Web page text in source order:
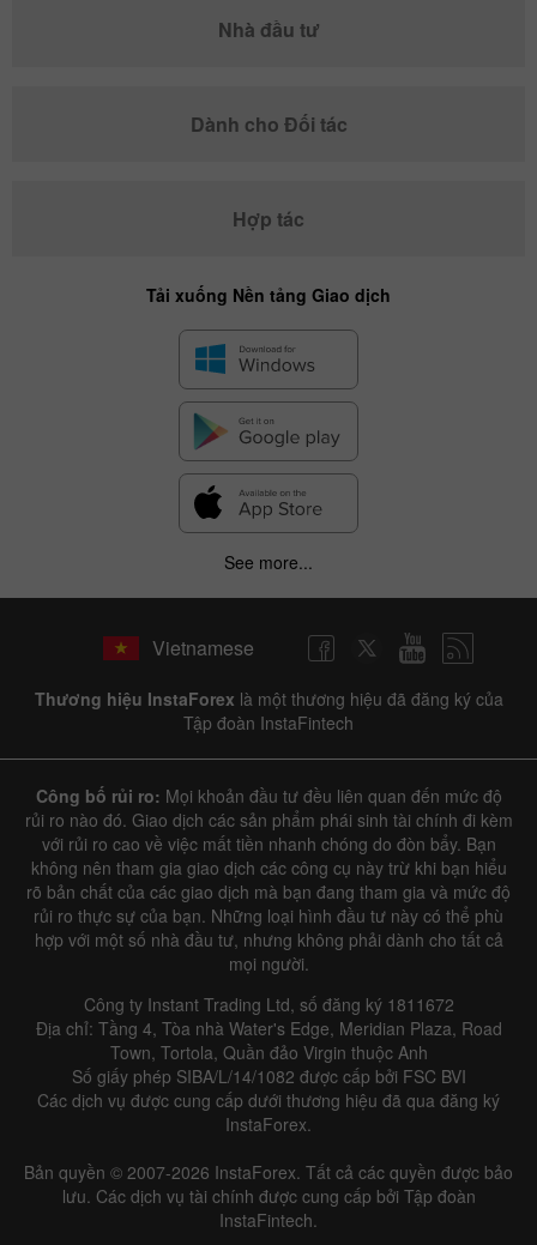
Nhà đầu tư
Dành cho Đối tác
Hợp tác
Tải xuống Nền tảng Giao dịch
See more...
Vietnamese
Thương hiệu InstaForex là một thương hiệu đã đăng ký của
Tập đoàn InstaFintech
Công bố rủi ro: Mọi khoản đầu tư đều liên quan đến mức độ
rủi ro nào đó. Giao dịch các sản phẩm phái sinh tài chính đi kèm
với rủi ro cao về việc mất tiền nhanh chóng do đòn bẩy. Bạn
không nên tham gia giao dịch các công cụ này trừ khi bạn hiểu
rõ bản chất của các giao dịch mà bạn đang tham gia và mức độ
rủi ro thực sự của bạn. Những loại hình đầu tư này có thể phù
hợp với một số nhà đầu tư, nhưng không phải dành cho tất cả
mọi người.
Công ty Instant Trading Ltd, số đăng ký 1811672
Địa chỉ: Tầng 4, Tòa nhà Water's Edge, Meridian Plaza, Road
Town, Tortola, Quần đảo Virgin thuộc Anh
Số giấy phép SIBA/L/14/1082 được cấp bởi FSC BVI
Các dịch vụ được cung cấp dưới thương hiệu đã qua đăng ký
InstaForex.
Bản quyền © 2007-2026 InstaForex. Tất cả các quyền được bảo
lưu. Các dịch vụ tài chính được cung cấp bởi Tập đoàn
InstaFintech.